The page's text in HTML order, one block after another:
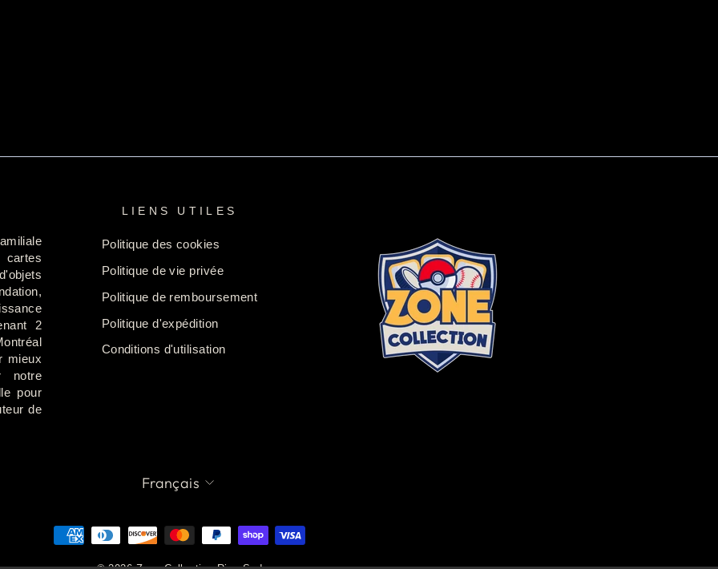
2
mieux
notre
pour
de
LIENS UTILES
Politique des cookies
Politique de vie privée
Politique de remboursement
Politique d'expédition
Conditions d'utilisation
LANGUE
Français